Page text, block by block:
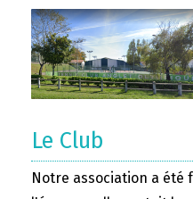
Le Club
Notre association a été